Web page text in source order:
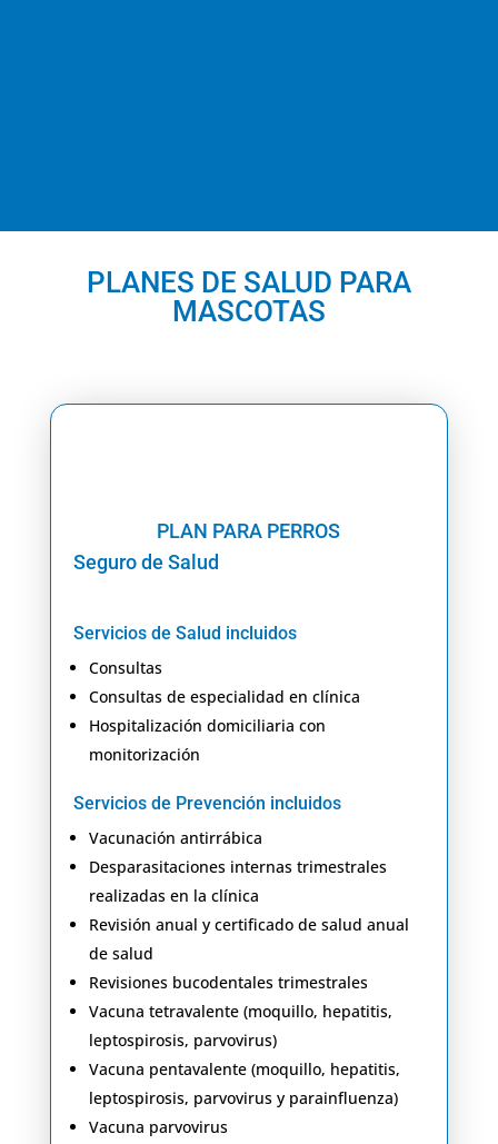
PLANES DE SALUD PARA
MASCOTAS
PLAN PARA PERROS
Seguro de Salud
Servicios de Salud incluidos
Consultas
Consultas de especialidad en clínica
Hospitalización domiciliaria con
monitorización
Servicios de Prevención incluidos
Vacunación antirrábica
Desparasitaciones internas trimestrales
realizadas en la clínica
Revisión anual y certificado de salud anual
de salud
Revisiones bucodentales trimestrales
Vacuna tetravalente (moquillo, hepatitis,
leptospirosis, parvovirus)
Vacuna pentavalente (moquillo, hepatitis,
leptospirosis, parvovirus y parainfluenza)
Vacuna parvovirus